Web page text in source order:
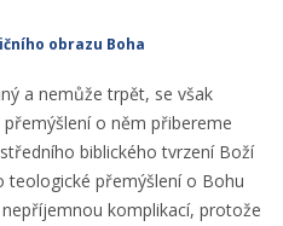
obrazu Boha
a nemůže trpět, se však
o něm přibereme
biblického tvrzení Boží
teologické přemýšlení o Bohu
komplikací, protože